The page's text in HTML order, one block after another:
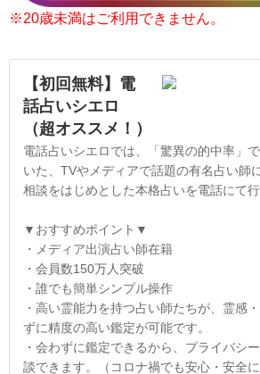
※20歳未満はご利用できません。
【初回無料】電
話占いシエロ
（超オススメ！）
電話占いシエロでは、「驚異の的中率」
いた、TVやメディアで話題の有名占い師
相談をはじめとした本格占いを電話にて行
▼おすすめポイント▼
・メディア出演占い師在籍
・会員数150万人突破
・誰でも簡単シンプル操作
・高い霊能力を持つ占い師たちが、霊感
ずに精度の高い鑑定が可能です。
・会わずに鑑定できるから、プライバシ
談できます。（コロナ禍でも安心・安全